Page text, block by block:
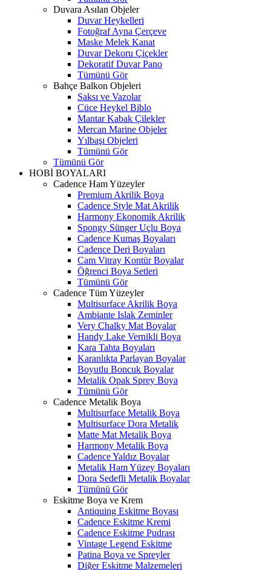
Duvara Asılan Objeler
Duvar Heykelleri
Fotoğraf Ayna Çerçeve
Maske Melek Kanat
Duvar Dekoru Çiçekler
Dekoratif Duvar Pano
Tümünü Gör
Bahçe Balkon Objeleri
Saksı ve Vazolar
Cüce Heykel Biblo
Mantar Kabak Çilekler
Mercan Marine Objeler
Yılbaşı Objeleri
Tümünü Gör
Tümünü Gör
HOBİ BOYALARI
Cadence Ham Yüzeyler
Premium Akrilik Boya
Cadence Style Mat Akrilik
Harmony Ekonomik Akrilik
Spongy Sünger Uçlu Boya
Cadence Kumaş Boyaları
Cadence Deri Boyaları
Cam Vitray Kontür Boyalar
Öğrenci Boya Setleri
Tümünü Gör
Cadence Tüm Yüzeyler
Multisurface Akrilik Boya
Ambiante Islak Zeminler
Very Chalky Mat Boyalar
Handy Lake Vernikli Boya
Kara Tahta Boyaları
Karanlıkta Parlayan Boyalar
Boyutlu Boncuk Boyalar
Metalik Opak Sprey Boya
Tümünü Gör
Cadence Metalik Boya
Multisurface Metalik Boya
Multisurface Dora Metalik
Matte Mat Metalik Boya
Harmony Metalik Boya
Cadence Yaldız Boyalar
Metalik Ham Yüzey Boyaları
Dora Sedefli Metalik Boyalar
Tümünü Gör
Eskitme Boya ve Krem
Antiquing Eskitme Boyası
Cadence Eskitme Kremi
Cadence Eskitme Pudrası
Vintage Legend Eskitme
Patina Boya ve Spreyler
Diğer Eskitme Malzemeleri